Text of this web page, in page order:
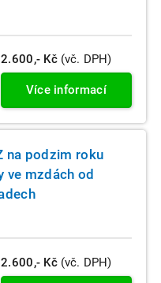
2.600,- Kč (vč. DPH)
Více informací
na podzim roku
ve mzdách od
2.600,- Kč (vč. DPH)